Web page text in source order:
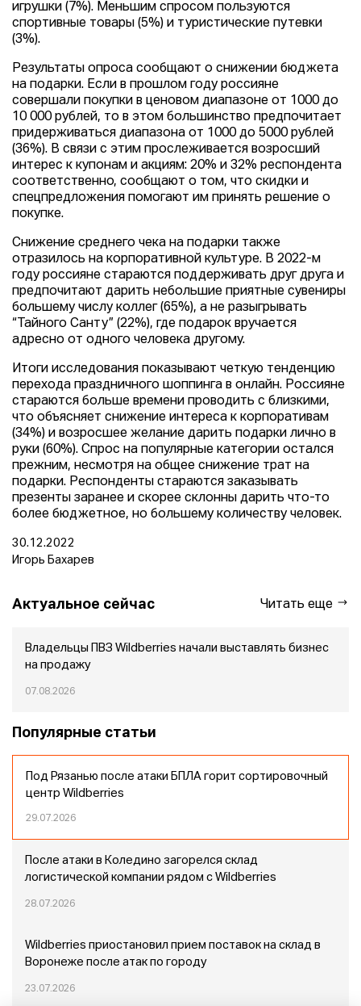
игрушки (7%). Меньшим спросом пользуются
спортивные товары (5%) и туристические путевки
(3%).
Результаты опроса сообщают о снижении бюджета
на подарки. Если в прошлом году россияне
совершали покупки в ценовом диапазоне от 1000 до
10 000 рублей, то в этом большинство предпочитает
придерживаться диапазона от 1000 до 5000 рублей
(36%). В связи с этим прослеживается возросший
интерес к купонам и акциям: 20% и 32% респондента
соответственно, сообщают о том, что скидки и
спецпредложения помогают им принять решение о
покупке.
Снижение среднего чека на подарки также
отразилось на корпоративной культуре. В 2022-м
году россияне стараются поддерживать друг друга и
предпочитают дарить небольшие приятные сувениры
большему числу коллег (65%), а не разыгрывать
“Тайного Санту” (22%), где подарок вручается
адресно от одного человека другому.
Итоги исследования показывают четкую тенденцию
перехода праздничного шоппинга в онлайн. Россияне
стараются больше времени проводить с близкими,
что объясняет снижение интереса к корпоративам
(34%) и возросшее желание дарить подарки лично в
руки (60%). Спрос на популярные категории остался
прежним, несмотря на общее снижение трат на
подарки. Респонденты стараются заказывать
презенты заранее и скорее склонны дарить что-то
более бюджетное, но большему количеству человек.
30.12.2022
Игорь Бахарев
Актуальное сейчас Читать еще
Владельцы ПВЗ Wildberries начали выставлять бизнес
на продажу
07.08.2026
Популярные статьи
Под Рязанью после атаки БПЛА горит сортировочный
центр Wildberries
29.07.2026
После атаки в Коледино загорелся склад
логистической компании рядом с Wildberries
28.07.2026
Wildberries приостановил прием поставок на склад в
Воронеже после атак по городу
23.07.2026